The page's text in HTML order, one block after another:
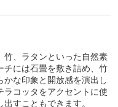
竹、ラタンといった自然素
チには石畳を敷き詰め、竹
な印象と開放感を演出し
ラコッタをアクセントに使
すこともできます。